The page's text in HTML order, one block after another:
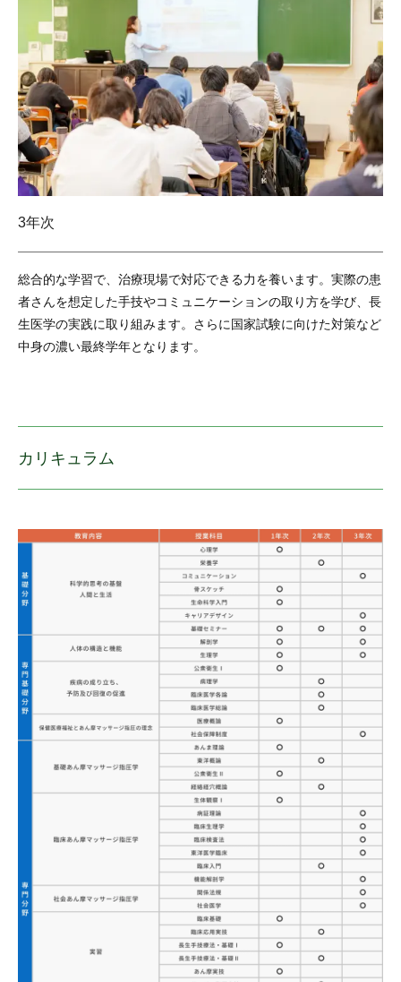
3年次
総合的な学習で、治療現場で対応できる力を養います。実際の患
者さんを想定した手技やコミュニケーションの取り方を学び、長
生医学の実践に取り組みます。さらに国家試験に向けた対策など
中身の濃い最終学年となります。
カリキュラム